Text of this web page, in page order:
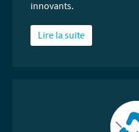
innovants.
Lire la suite